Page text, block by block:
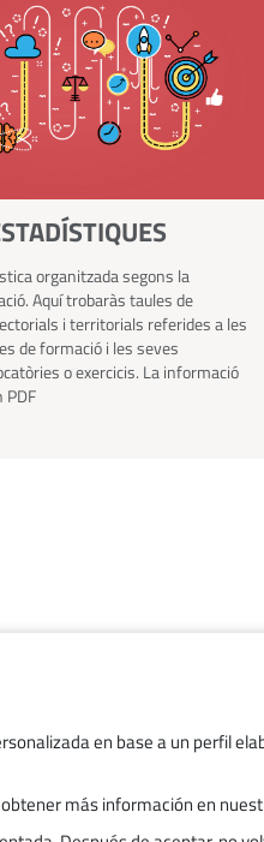
en base a un perfil
más información en
organitzada segons la
Aquí trobaràs taules de
i territorials referides a les
de formació i les seves
o exercicis. La informació
PDF